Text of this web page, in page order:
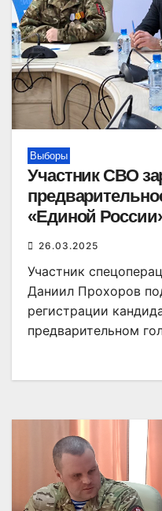
Выборы
Участник СВО
«Единой
26.03.2025
Участник
Даниил Прохоров
регистрации
предварительном